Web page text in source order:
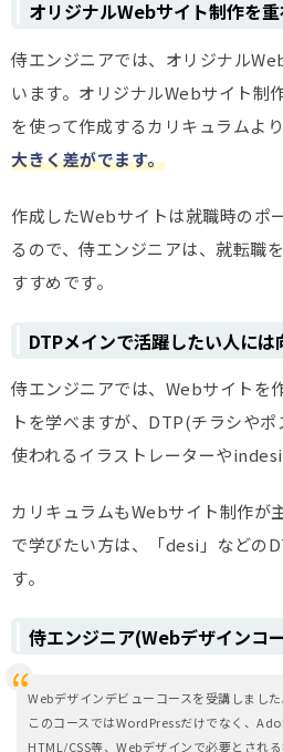
オリジナルWebサイト制作を
侍エンジニアでは、オリジナル
います。オリジナルWebサイト制
を使って作成するカリキュラムよ
大きく差がでます。
作成したWebサイトは就職時のポ
るので、侍エンジニアは、就転職
すすめです。
DTPメインで活躍したい人には
侍エンジニアでは、Webサイトを
トを学べますが、DTP(チラシや
使われるイラストレーターや
カリキュラムもWebサイト制作が
で学びたい方は、「desi」などの
す。
侍エンジニア(Webデザインコ
Webデザインデビューコースを受講しました
このコースではWordPressだけでなく、
HTML/CSS等、Webデザインで必要とされ